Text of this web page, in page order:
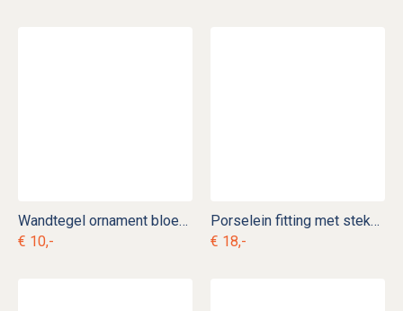
Wandtegel ornament bloem nr. 9
€ 10,-
Porselein fitting met stekker b. e 10
€ 18,-